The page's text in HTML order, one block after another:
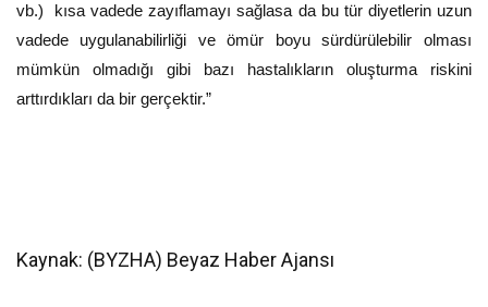
vb.) kısa vadede zayıflamayı sağlasa da bu tür diyetlerin uzun
vadede uygulanabilirliği ve ömür boyu sürdürülebilir olması
mümkün olmadığı gibi bazı hastalıkların oluşturma riskini
arttırdıkları da bir gerçektir.”
Kaynak: (BYZHA) Beyaz Haber Ajansı